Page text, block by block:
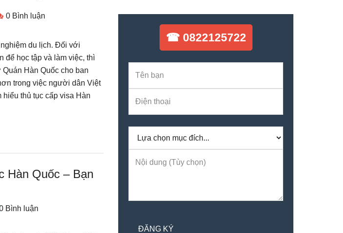
0 Bình luận
du lịch. Đối với
để học tập và làm việc, thì
Hàn Quốc cho ban
trong việc người dân Việt
thủ tục cấp visa Hàn
Hàn Quốc – Bạn
Bình luận
☎ 0822125722